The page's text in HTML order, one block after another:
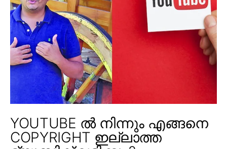
YOUTUBE ൽ നിന്നും എങ്ങനെ
COPYRIGHT ഇല്ലാത്ത